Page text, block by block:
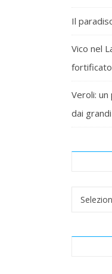
Il
Vico nel
fortificato
Veroli: un
dai
Archivi